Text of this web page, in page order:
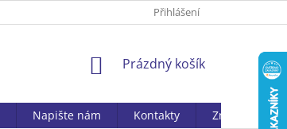
ZPRACOVÁNÍ OSOBNÍCH ÚDAJŮ DOSTUPNOST
Přihlášení
NÁKUPNÍ
Prázdný košík
Napište nám Kontakty
Značky